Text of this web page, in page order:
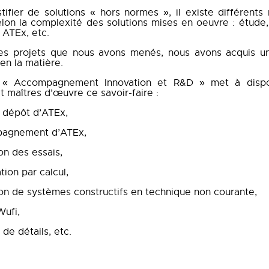
de solutions « hors normes », il existe différents
la complexité des solutions mises en oeuvre :
etc.
projets que nous avons menés, nous avons acquis
la matière.
Accompagnement Innovation et R&D » met à
maîtres d’œuvre ce savoir-faire :
d’ATEx,
d’ATEx,
des essais,
par calcul,
de systèmes constructifs en technique non courante,
de détails, etc.